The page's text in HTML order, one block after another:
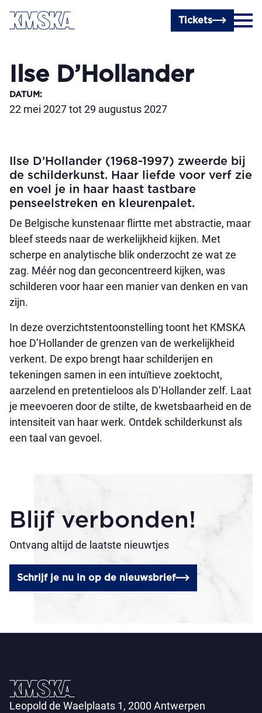
Ga naar hoofdinhoud
Tickets
Ilse D’Hollander
DATUM :
22 mei 2027 tot 29 augustus 2027
Ilse D’Hollander (1968-1997) zweerde bij
de schilderkunst. Haar liefde voor verf zie
en voel je in haar haast tastbare
penseelstreken en kleurenpalet.
De Belgische kunstenaar flirtte met abstractie, maar
bleef steeds naar de werkelijkheid kijken. Met
scherpe en analytische blik onderzocht ze wat ze
zag. Méér nog dan geconcentreerd kijken, was
schilderen voor haar een manier van denken en van
zijn.
In deze overzichtstentoonstelling toont het KMSKA
hoe D’Hollander de grenzen van de werkelijkheid
verkent. De expo brengt haar schilderijen en
tekeningen samen in een intuïtieve zoektocht,
aarzelend en pretentieloos als D’Hollander zelf. Laat
je meevoeren door de stilte, de kwetsbaarheid en de
intensiteit van haar werk. Ontdek schilderkunst als
een taal van gevoel.
Blijf verbonden!
Ontvang altijd de laatste nieuwtjes
Schrijf je nu in op de nieuwsbrief
Leopold de Waelplaats 1, 2000 Antwerpen